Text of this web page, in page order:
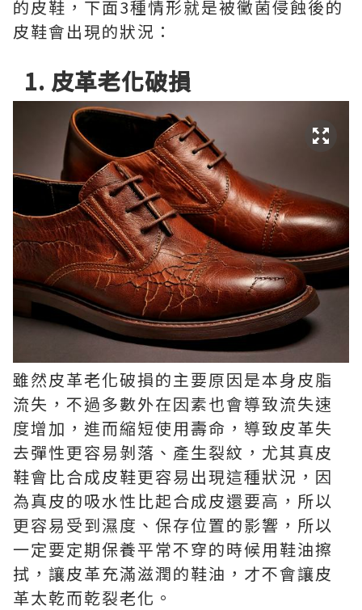
的皮鞋，下面3種情形就是被黴菌侵蝕後的
皮鞋會出現的狀況：
1. 皮革老化破損
雖然皮革老化破損的主要原因是本身皮脂
流失，不過多數外在因素也會導致流失速
度增加，進而縮短使用壽命，導致皮革失
去彈性更容易剝落、產生裂紋，尤其真皮
鞋會比合成皮鞋更容易出現這種狀況，因
為真皮的吸水性比起合成皮還要高，所以
更容易受到濕度、保存位置的影響，所以
一定要定期保養平常不穿的時候用鞋油擦
拭，讓皮革充滿滋潤的鞋油，才不會讓皮
革太乾而乾裂老化。